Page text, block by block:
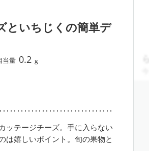
といちじくの簡単デ
当量 0.2 g
ッテージチーズ。手に入らない
は嬉しいポイント。旬の果物と